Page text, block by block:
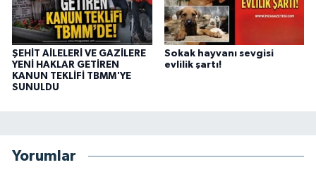
ŞEHİT AİLELERİ VE GAZİLERE
YENİ HAKLAR GETİREN
KANUN TEKLİFİ TBMM'YE
SUNULDU
Sokak hayvanı sevgisi
evlilik şartı!
Yorumlar